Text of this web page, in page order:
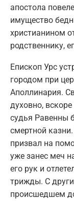
апостола
имущество
христианином
родственнику,
Епископ Урс
городом при
Аполлинария.
духовно,
судья Равенны
смертной
призвал на
уже занес меч
его рук и
трижды. С
происшедшем